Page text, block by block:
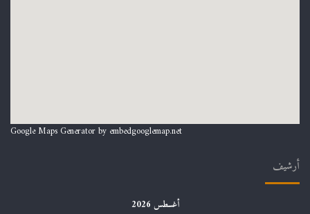
Google Maps Generator by embedgooglemap.net
أرشيف
أغسطس 2026